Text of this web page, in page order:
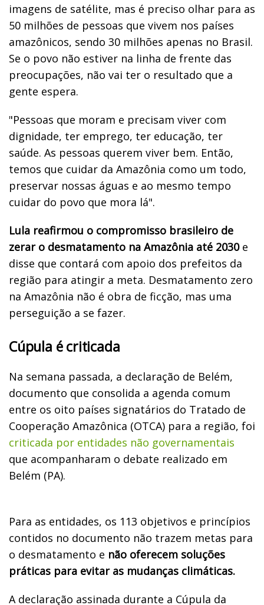
imagens de satélite, mas é preciso olhar para as
50 milhões de pessoas que vivem nos países
amazônicos, sendo 30 milhões apenas no Brasil.
Se o povo não estiver na linha de frente das
preocupações, não vai ter o resultado que a
gente espera.
"Pessoas que moram e precisam viver com
dignidade, ter emprego, ter educação, ter
saúde. As pessoas querem viver bem. Então,
temos que cuidar da Amazônia como um todo,
preservar nossas águas e ao mesmo tempo
cuidar do povo que mora lá".
Lula reafirmou o compromisso brasileiro de
zerar o desmatamento na Amazônia até 2030e
disse que contará com apoio dos prefeitos da
região para atingir a meta. Desmatamento zero
na Amazônia não é obra de ficção, mas uma
perseguição a se fazer.
Cúpula é criticada
Na semana passada, a declaração de Belém,
documento que consolida a agenda comum
entre os oito países signatários do Tratado de
Cooperação Amazônica (OTCA) para a região, foi
criticada por entidades não governamentais
que acompanharam o debate realizado em
Belém (PA).
Para as entidades, os 113 objetivos e princípios
contidos no documento não trazem metas para
o desmatamento e não oferecem soluções
práticas para evitar as mudanças climáticas.
A declaração assinada durante a Cúpula da